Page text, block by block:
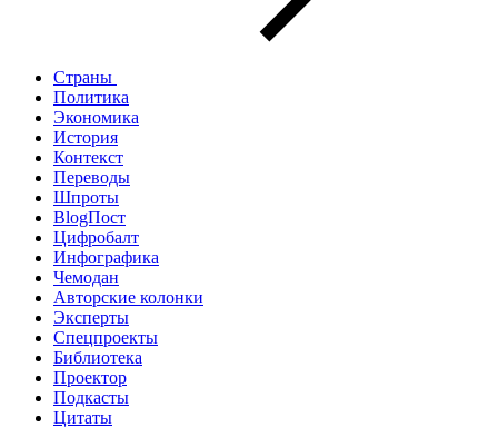
Страны
Политика
Экономика
История
Контекст
Переводы
Шпроты
BlogПост
Цифробалт
Инфографика
Чемодан
Авторские колонки
Эксперты
Спецпроекты
Библиотека
Проектор
Подкасты
Цитаты